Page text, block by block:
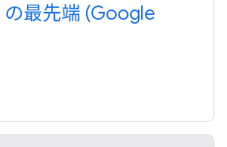
最先端 (Google